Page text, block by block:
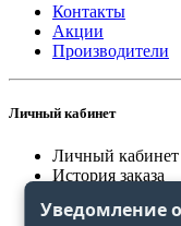
Контакты
Акции
Производители
Личный кабинет
Личный кабинет
История заказа
Сравнение
Уведомление